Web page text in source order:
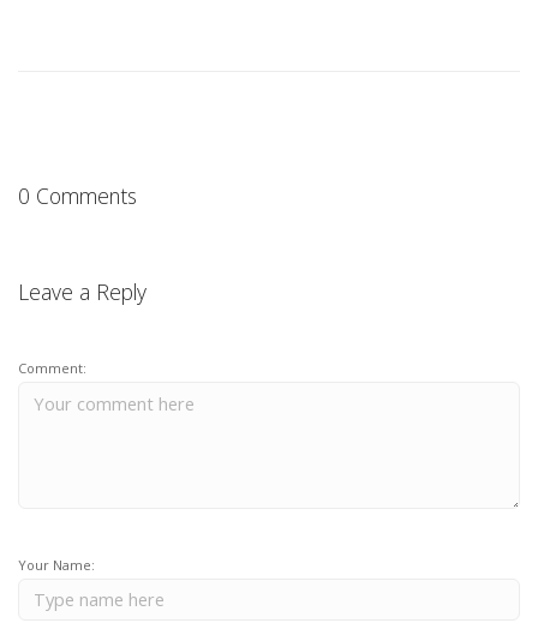
0 Comments
Leave a Reply
Comment:
Your Name: